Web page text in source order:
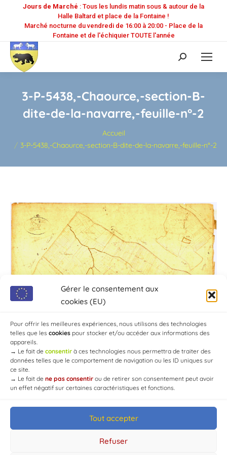
Gérer le consentement aux
cookies (EU)
Pour offrir les meilleures expériences, nous utilisons des technologies
telles que les cookies pour stocker et/ou accéder aux informations des
appareils.
→ Le fait de consentir à ces technologies nous permettra de traiter des
données telles que le comportement de navigation ou les ID uniques sur
ce site.
→ Le fait de ne pas consentir ou de retirer son consentement peut avoir
un effet négatif sur certaines caractéristiques et fonctions.
Tout accepter
Refuser
Jours de Marché : Tous les lundis matin sous & autour de la
Halle Baltard et place de la Fontaine !
Marché nocturne du vendredi de 16:00 à 20:00 - Place de la
Fontaine et de l'échiquier TOUTE l'année
Recherche
:
3-P-5438,-Chaource,-section-B-
dite-de-la-navarre,-feuille-n°-2
Accueil
3-P-5438,-Chaource,-section-B-dite-de-la-navarre,-feuille-n°-2
© Mairie de Chaource [2004-2024] | Tous droits réservés.
Developed byWEB3-DESIGN